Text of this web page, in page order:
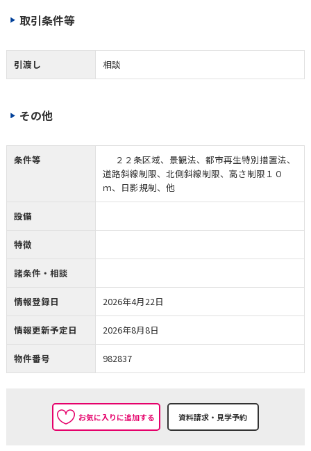
取引条件等
引渡し 相談
その他
条件等
２２条区域、景観法、都市再生特別措置法、
道路斜線制限、北側斜線制限、高さ制限１０
ｍ、日影規制、他
設備
特徴
諸条件・相談
情報登録日 2026年4月22日
情報更新予定日 2026年8月8日
物件番号 982837
お気に入りに追加する